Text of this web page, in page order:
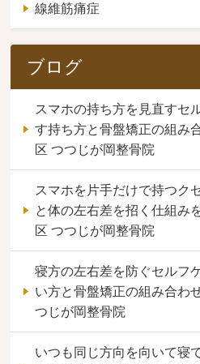
線維筋痛症
ブログ
スマホの持ち方を見直すセ
す持ち方と骨盤矯正の組み
区 つつじが岡整骨院
スマホを片手だけで持つク
と体の左右差を招く仕組み
区 つつじが岡整骨院
寝方の左右差を防ぐセルフ
い方と骨盤矯正の組み合わ
つじが岡整骨院
いつも同じ方向を向いて寝